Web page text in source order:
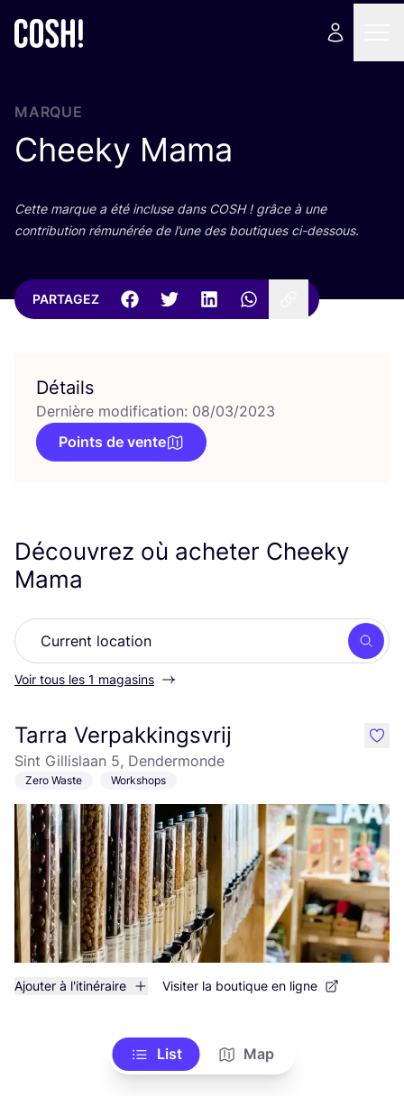
MARQUE
Cheeky Mama
Cette marque a été incluse dans COSH! grâce à une
contri­bu­tion rému­né­rée de l’une des bou­tiques ci-dessous.
PARTAGEZ
Détails
Dernière modification: 08/03/2023
Points de vente
Découvrez où acheter Cheeky
Mama
Voir tous les 1 magasins
Tarra Verpakkingsvrij
Sint Gillislaan 5, Dendermonde
Zero Waste Workshops
Ajouter à l'itinéraire Visiter la boutique en ligne
like
List Map